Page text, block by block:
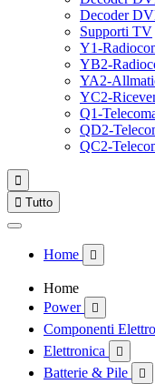
Decoder
Supporti TV
Y1-
YB2-
YA2-
YC2-
Q1-
QD2-
QC2-

 Tutto
Home 
Home
Power

Componenti
Elettronica 
Batterie & Pile 